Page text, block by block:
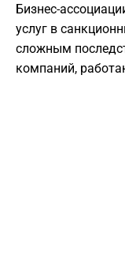
Бизнес-
услуг в
сложным
компаний,